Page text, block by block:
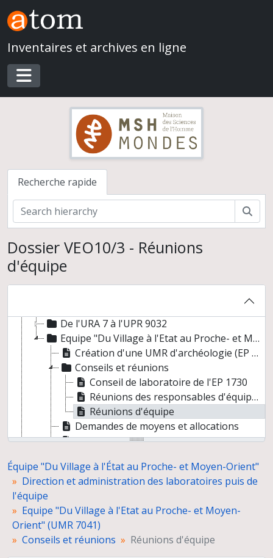
Skip to main content
Inventaires et archives en ligne
Toggle navigation
Recherche rapide
Dossier VEO10/3 - Réunions
d'équipe
De l'URA 7 à l'UPR 9032
Equipe "Du Village à l'Etat au Proche- et Moyen-Orient" (UMR 7041)
Création d'une UMR d'archéologie (EP 1730)
Conseils et réunions
Conseil de laboratoire de l'EP 1730
Réunions des responsables d'équipes de la Maison René-Ginouvès
Réunions d'équipe
Demandes de moyens et allocations
Correspondance
Programme de travail franco-italien sur divers sites archéologiques de l'Asie moyenne - URA 16 et URA 30 (Paris), Centro scavi e ricerche archeologiche in Asia (Rome), Dipartimento di studi asiatici (Naples)
Participation aux séminaires des thèmes transversaux de l'UMR 7041, thème 5 "Identités culturelles"
Équipe "Du Village à l'État au Proche- et Moyen-Orient"
Direction et administration des laboratoires puis de
l'équipe
Equipe "Du Village à l'Etat au Proche- et Moyen-
Orient" (UMR 7041)
Conseils et réunions
Réunions d'équipe